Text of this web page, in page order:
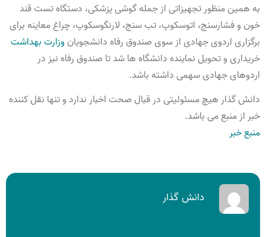
به همین منظور تجهیزاتی از جمله گوشی پزشکی، دستگاه تست قند
خون و فشارسنج، اتوسکوپ، تب سنج، لارنگوسکوپ، چراغ معاینه برای
برگزاری اردوی جهادی از سوی صندوق رفاه دانشجویانوزارت بهداشت
خریداری و تحویل نماینده دانشگاه ها شد تا صندوق رفاه نیز در
اردوهای جهادی سهمی داشته باشد.
دانش گذار هیچ مسئولیتی در قبال صحت اخبار ندارد و تنها نقل کننده
خبر از منبع می باشد.
منبع خبر
دانش گذار